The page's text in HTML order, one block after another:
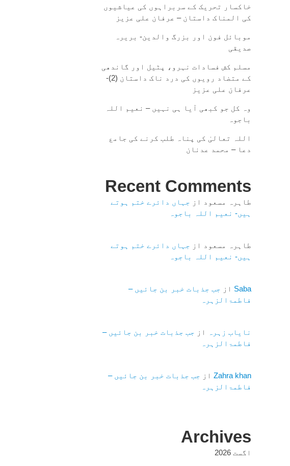
خاکسار تحریک کے سربراہوں کی عیاشیوں
کی المناک داستان – عرفان علی عزیز
موبائل فون اور بزرگ والدین- بریرہ
صدیقی
مسلم کش فسادات نہرو، پٹیل اور گاندھی
کے متضاد رویوں کی درد ناک داستان (2)-
عرفان علی عزیز
وہ کل جو کبھی آیا ہی نہیں – نعیم اللہ
باجوہ
اللہ تعالیٰ کی پناہ طلب کرنے کی جامع
دعا – محمد عدنان
Recent Comments
طاہرہ مسعود از جہاں دائرے ختم ہوتے
ہیں- نعیم اللہ باجوہ
طاہرہ مسعود از جہاں دائرے ختم ہوتے
ہیں- نعیم اللہ باجوہ
Saba از جب جذبات خبر بن جائیں –
فاطمۃالزہرہ
نایاب زہرہ از جب جذبات خبر بن جائیں –
فاطمۃالزہرہ
Zahra khanاز جب جذبات خبر بن جائیں –
فاطمۃالزہرہ
Archives
اگست 2026